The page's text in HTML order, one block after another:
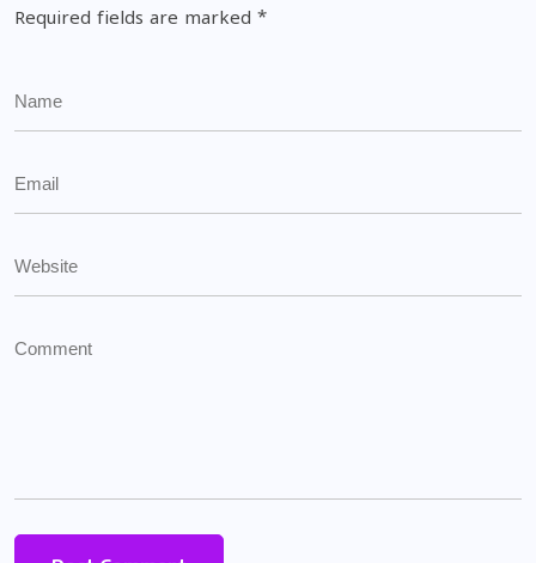
Required fields are marked *